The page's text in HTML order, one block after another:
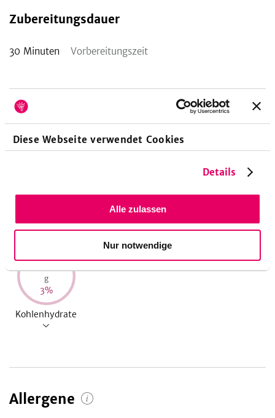
Diese Webseite verwendet Cookies
Details
Alle zulassen
Nur notwendige
Zubereitungsdauer
30 Minuten Vorbereitungszeit
Nährwerte pro Portion
Eiweiß
6,5
g
3%
Kohlenhydrate
Allergene